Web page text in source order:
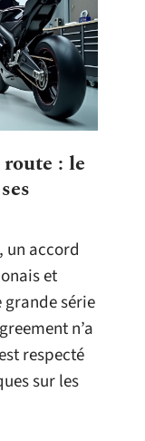
: le
un accord
et
série
n’a
respecté
sur les